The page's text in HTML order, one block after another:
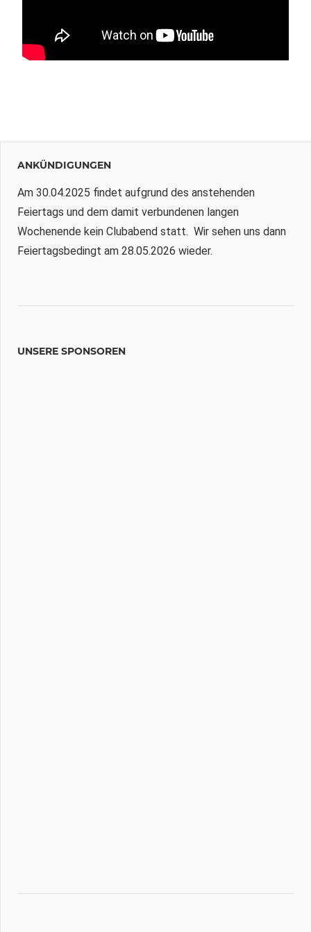
ANKÜNDIGUNGEN
Am 30.04.2025 findet aufgrund des anstehenden
Feiertags und dem damit verbundenen langen
Wochenende kein Clubabend statt. Wir sehen uns dann
Feiertagsbedingt am 28.05.2026 wieder.
UNSERE SPONSOREN